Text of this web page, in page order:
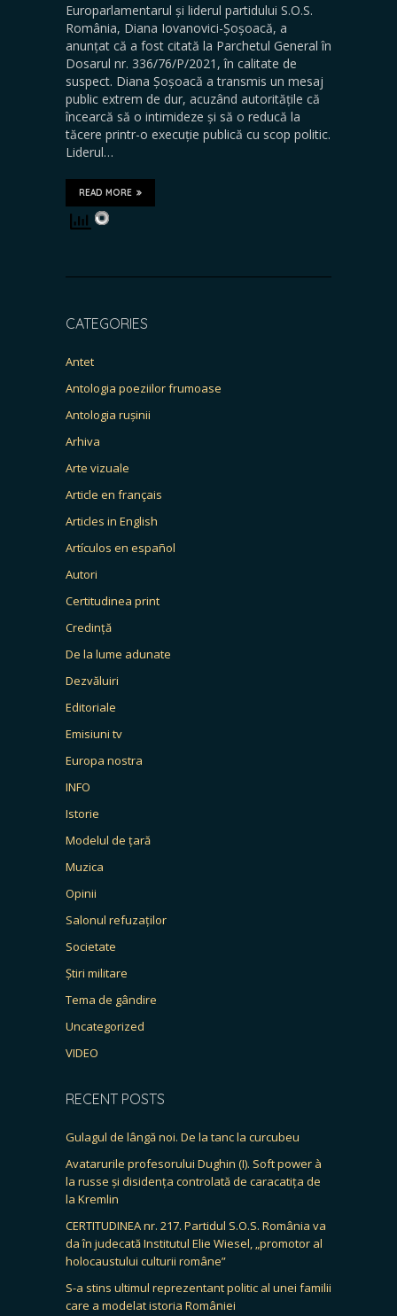
Europarlamentarul și liderul partidului S.O.S.
România, Diana Iovanovici-Șoșoacă, a
anunțat că a fost citată la Parchetul General în
Dosarul nr. 336/76/P/2021, în calitate de
suspect. Diana Șoșoacă a transmis un mesaj
public extrem de dur, acuzând autoritățile că
încearcă să o intimideze și să o reducă la
tăcere printr-o execuție publică cu scop politic.
Liderul…
READ MORE
CATEGORIES
Antet
Antologia poeziilor frumoase
Antologia rușinii
Arhiva
Arte vizuale
Article en français
Articles in English
Artículos en español
Autori
Certitudinea print
Credință
De la lume adunate
Dezvăluiri
Editoriale
Emisiuni tv
Europa nostra
INFO
Istorie
Modelul de țară
Muzica
Opinii
Salonul refuzaților
Societate
Știri militare
Tema de gândire
Uncategorized
VIDEO
RECENT POSTS
Gulagul de lângă noi. De la tanc la curcubeu
Avatarurile profesorului Dughin (I). Soft power à
la russe și disidența controlată de caracatița de
la Kremlin
CERTITUDINEA nr. 217. Partidul S.O.S. România va
da în judecată Institutul Elie Wiesel, „promotor al
holocaustului culturii române”
S-a stins ultimul reprezentant politic al unei familii
care a modelat istoria României